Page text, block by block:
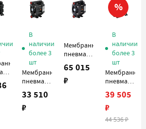
В
наличии
более 3
шт
Мембранный
пневматический
насос
Duotek
AF0018P
33 510
₽
Мембранный
пневматический
насос
Duotek
AF0018K
65 015
₽
%
В
наличии
более 3
шт
Мембранный
насос
Duotek
AF0030P
39 505
₽
44 536₽